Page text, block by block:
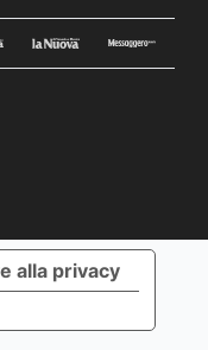
alla privacy